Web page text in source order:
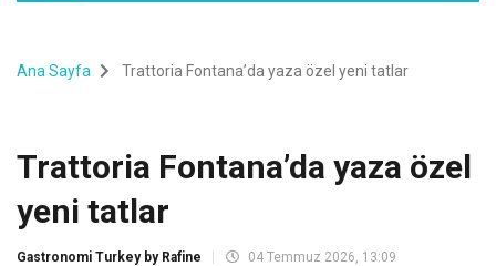
Ana Sayfa Trattoria Fontana’da yaza özel yeni tatlar
Trattoria Fontana’da yaza özel
yeni tatlar
Gastronomi Turkey by Rafine 04 Temmuz 2026, 13:09